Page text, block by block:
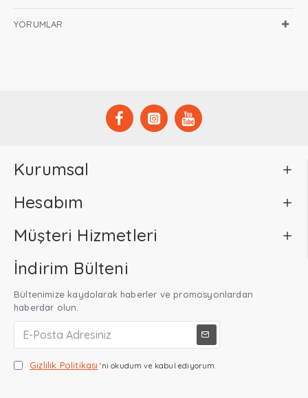
YORUMLAR
Kurumsal
Hesabım
Müşteri Hizmetleri
İndirim Bülteni
Bültenimize kaydolarak haberler ve promosyonlardan
haberdar olun.
Gizlilik Politikası 'ni okudum ve kabul ediyorum.